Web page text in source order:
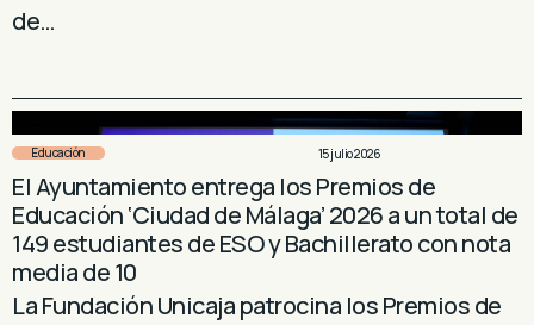
de…
Educación 15 julio 2026
El Ayuntamiento entrega los Premios de
Educación ‘Ciudad de Málaga’ 2026 a un total de
149 estudiantes de ESO y Bachillerato con nota
media de 10
La Fundación Unicaja patrocina los Premios de